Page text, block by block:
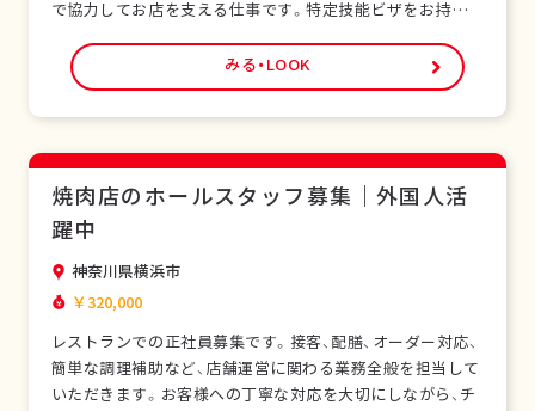
で協力してお店を支える仕事です。特定技能ビザをお持ちの
経験の方でも研修制度があり、日本の飲食サービスを基礎か
ら学べます。正社員として安定した雇用形態で、長期的なキ
ャリア形成が可能です。シフト制勤務で、現…
みる・LOOK
焼肉店のホールスタッフ募集｜外国人活
躍中
神奈川県横浜市
￥320,000
レストランでの正社員募集です。接客、配膳、オーダー対応、
簡単な調理補助など、店舗運営に関わる業務全般を担当して
いただきます。お客様への丁寧な対応を大切にしながら、チ